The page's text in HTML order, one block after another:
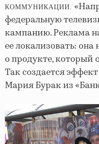
КОММУНИКАЦИИ.
федеральную
кампанию. Реклама
ее локализовать:
о продукте, который
Так создается
Мария Бурак из